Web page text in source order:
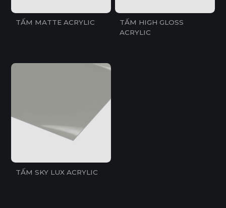
TẤM MATTE ACRYLIC
TẤM HIGH GLOSS
ACRYLIC
TẤM SKY LUX ACRYLIC